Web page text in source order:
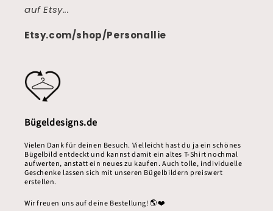
auf Etsy...
Etsy.com/shop/Personallie
Bügeldesigns.de
Vielen Dank für deinen Besuch. Vielleicht hast du ja ein schönes
Bügelbild entdeckt und kannst damit ein altes T-Shirt nochmal
aufwerten, anstatt ein neues zu kaufen. Auch tolle, individuelle
Geschenke lassen sich mit unseren Bügelbildern preiswert
erstellen.
Wir freuen uns auf deine Bestellung! 🌎❤️